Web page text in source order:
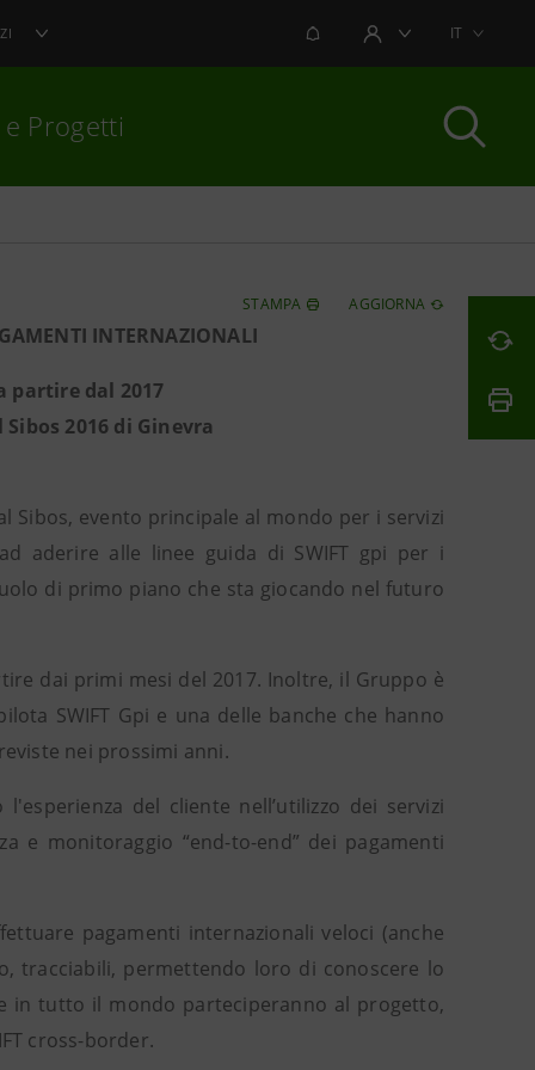
NOTIFICHEAREA UTENTEIT
e Progetti
STAMPA AGGIORNA
INTERNAZIONALI
partire dal 2017
2016 di Ginevra
Sibos, evento principale al mondo per i servizi
aderire alle linee guida di SWIFT gpi per i
di primo piano che sta giocando nel futuro
dai primi mesi del 2017. Inoltre, il Gruppo è
SWIFT Gpi e una delle banche che hanno
nei prossimi anni.
del cliente nell’utilizzo dei servizi
e monitoraggio “end-to-end” dei pagamenti
pagamenti internazionali veloci (anche
tracciabili, permettendo loro di conoscere lo
in tutto il mondo parteciperanno al progetto,
cross-border.